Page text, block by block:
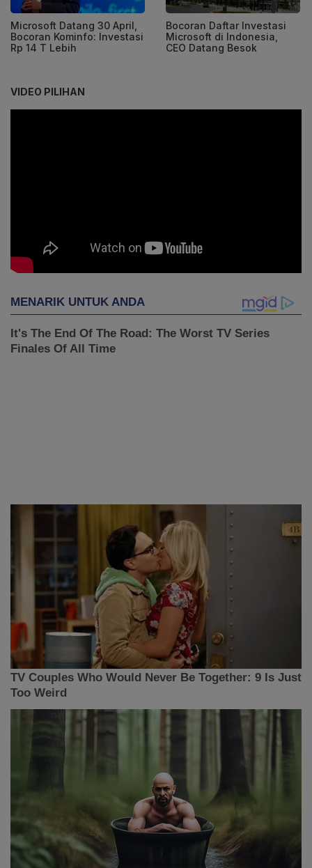
Microsoft Datang 30 April,
Bocoran Kominfo: Investasi
Rp 14 T Lebih
Bocoran Daftar Investasi
Microsoft di Indonesia,
CEO Datang Besok
VIDEO PILIHAN